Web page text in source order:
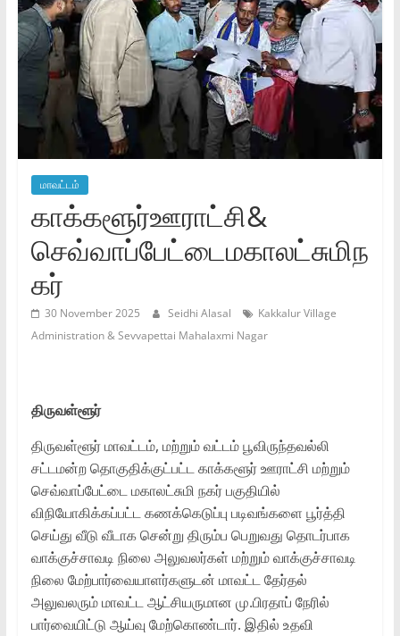
மாவட்டம்
காக்களூர்ஊராட்சி&
செவ்வாப்பேட்டைமகாலட்சுமிந
கர்
30 November 2025 Seidhi Alasal
Kakkalur Village
Administration & Sevvapettai Mahalaxmi Nagar
திருவள்ளூர்
திருவள்ளூர் மாவட்டம், மற்றும் வட்டம் பூவிருந்தவல்லி
சட்டமன்ற தொகுதிக்குட்பட்ட காக்களூர் ஊராட்சி மற்றும்
செவ்வாப்பேட்டை மகாலட்சுமி நகர் பகுதியில்
விநியோகிக்கப்பட்ட கணக்கெடுப்பு படிவங்களை பூர்த்தி
செய்து வீடு வீடாக சென்று திரும்ப பெறுவது தொடர்பாக
வாக்குச்சாவடி நிலை அலுவலர்கள் மற்றும் வாக்குச்சாவடி
நிலை மேற்பார்வையாளர்களுடன் மாவட்ட தேர்தல்
அலுவலரும் மாவட்ட ஆட்சியருமான மு.பிரதாப் நேரில்
பார்வையிட்டு ஆய்வு மேற்கொண்டார். இதில் உதவி